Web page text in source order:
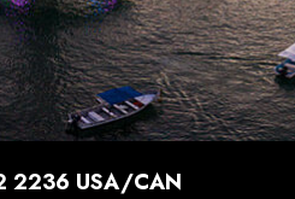
2236 USA/CAN